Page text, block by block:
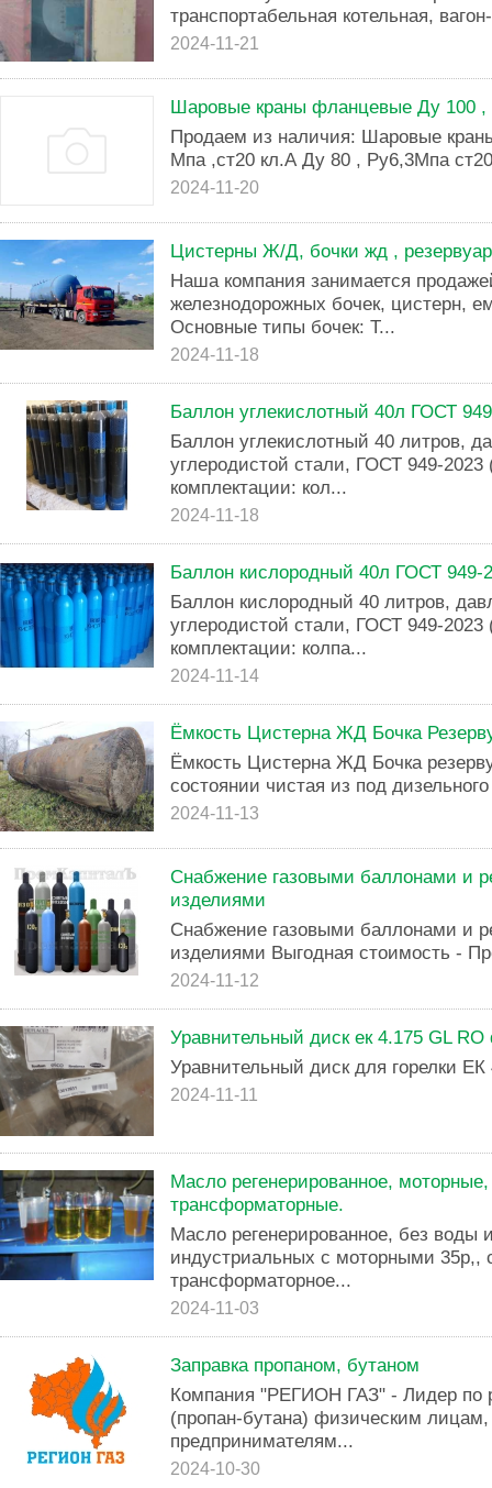
транспортабельная котельная,
2024-11-21
Шаровые краны фланцевые Ду 100
Продаем из наличия: Шаровые
Мпа ,ст20 кл.А Ду 80 , Ру6,3Мпа
2024-11-20
Цистерны Ж/Д, бочки жд ,
Наша компания занимается
железнодорожных бочек, цистерн,
Основные типы бочек: Т...
2024-11-18
Баллон углекислотный 40л ГОСТ
Баллон углекислотный 40 литров,
углеродистой стали, ГОСТ 949-
комплектации: кол...
2024-11-18
Баллон кислородный 40л ГОСТ 949-
Баллон кислородный 40 литров,
углеродистой стали, ГОСТ 949-
комплектации: колпа...
2024-11-14
Ёмкость Цистерна ЖД Бочка
Ёмкость Цистерна ЖД Бочка
состоянии чистая из под
2024-11-13
Снабжение газовыми баллонами и
изделиями
Снабжение газовыми баллонами и
изделиями Выгодная стоимость -
2024-11-12
Уравнительный диск ек 4.175 GL RO
Уравнительный диск для горелки
2024-11-11
Масло регенерированное,
трансформаторные.
Масло регенерированное, без
индустриальных с моторными 35р,,
трансформаторное...
2024-11-03
Заправка пропаном, бутаном
Компания "РЕГИОН ГАЗ" - Лидер по
(пропан-бутана) физическим
предпринимателям...
2024-10-30